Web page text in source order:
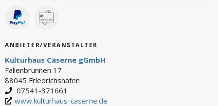
ANBIETER/VERANSTALTER
Kulturhaus Caserne gGmbH
Fallenbrunnen 17
88045 Friedrichshafen
07541-371661
www.kulturhaus-caserne.de